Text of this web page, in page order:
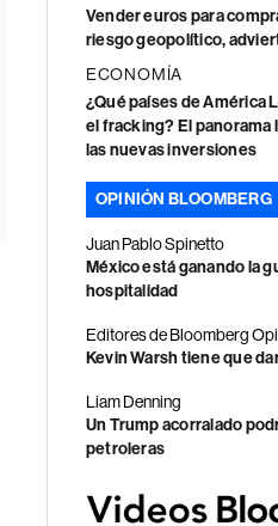
Vender euros para
riesgo geopolítico,
ECONOMÍA
¿Qué países de América
el fracking? El panorama
las nuevas inversiones
OPINIÓN BLOOMBERG
Juan Pablo Spinetto
México está ganando la
hospitalidad
Editores de Bloomberg
Kevin Warsh tiene que
Liam Denning
Un Trump acorralado
petroleras